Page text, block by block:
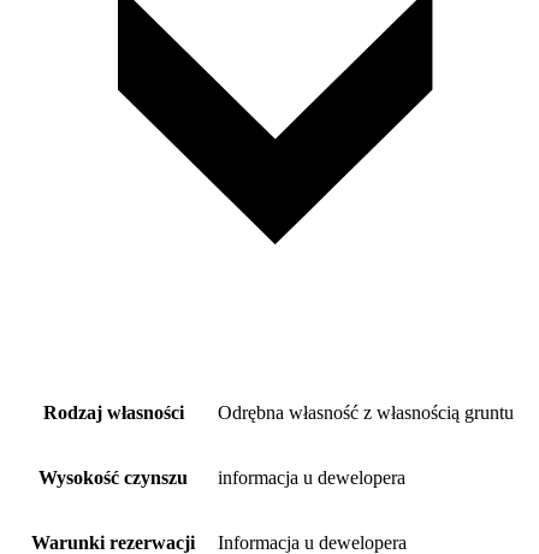
Rodzaj własności Odrębna własność z własnością gruntu
Wysokość czynszu informacja u dewelopera
Warunki rezerwacji Informacja u dewelopera